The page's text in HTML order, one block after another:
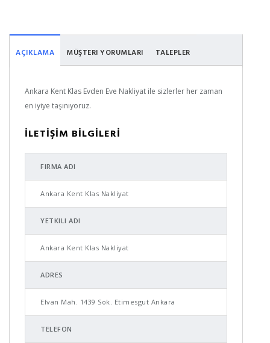
AÇIKLAMA MÜŞTERI YORUMLARI TALEPLER
Ankara Kent Klas Evden Eve Nakliyat ile sizlerler her zaman
en iyiye taşınıyoruz.
İLETİŞİM BİLGİLERİ
FIRMA ADI
Ankara Kent Klas Nakliyat
YETKILI ADI
Ankara Kent Klas Nakliyat
ADRES
Elvan Mah. 1439 Sok. Etimesgut Ankara
TELEFON